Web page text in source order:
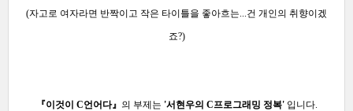
(자고로 여자라면 반짝이고 작은 타이틀을 좋아흐는...건 개인의 취향이겠
죠?)
『이것이 C언어다』 의 부제는 '서 현우의 C프로그래밍 정복' 입니다.